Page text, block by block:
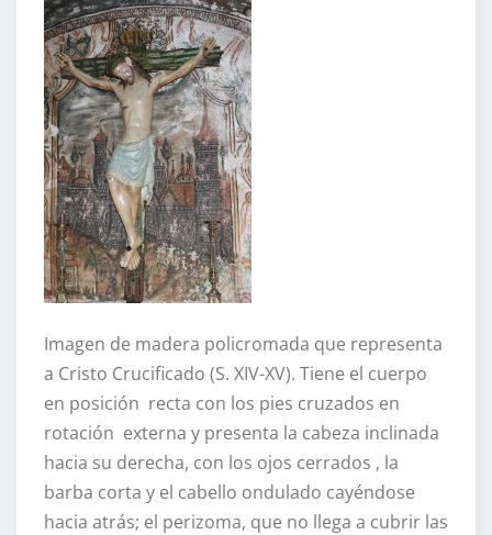
Imagen de madera policromada que representa
a Cristo Crucificado (S. XIV-XV). Tiene el cuerpo
en posición recta con los pies cruzados en
rotación externa y presenta la cabeza inclinada
hacia su derecha, con los ojos cerrados , la
barba corta y el cabello ondulado cayéndose
hacia atrás; el perizoma, que no llega a cubrir las